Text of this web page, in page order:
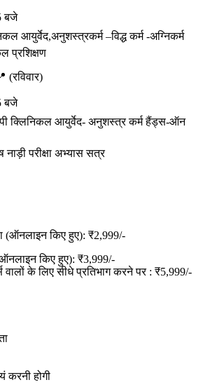
बजे
आयुर्वेद,अनुशस्त्रकर्म –विद्ध कर्म -अग्निकर्म
प्रशिक्षण
(रविवार)
बजे
क्लिनिकल आयुर्वेद- अनुशस्त्र कर्म हैंड्स-ऑन
परीक्षा अभ्यास सत्र
(ऑनलाइन किए हुए): ₹2,999/-
किए हुए): ₹3,999/-
वालों के लिए सीधे प्रतिभाग करने पर : ₹5,999/-
करनी होगी